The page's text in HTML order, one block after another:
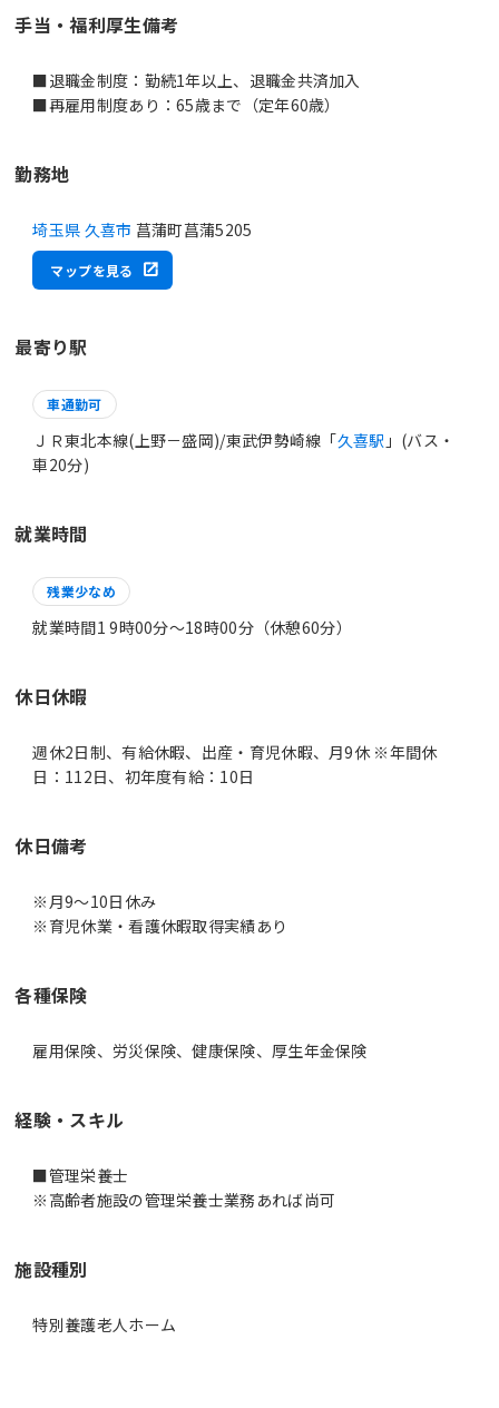
手当・福利厚生備考
■退職金制度：勤続1年以上、退職金共済加入
■再雇用制度あり：65歳まで（定年60歳）
勤務地
埼玉県 久喜市 菖蒲町菖蒲5205
マップを見る
最寄り駅
車通勤可
ＪＲ東北本線(上野－盛岡)/東武伊勢崎線「久喜駅 」(バス・
車20分)
就業時間
残業少なめ
就業時間1 9時00分〜18時00分（休憩60分）
休日休暇
週休2日制、有給休暇、出産・育児休暇、月9休 ※年間休
日：112日、初年度有給：10日
休日備考
※月9～10日休み
※育児休業・看護休暇取得実績あり
各種保険
雇用保険、労災保険、健康保険、厚生年金保険
経験・スキル
■管理栄養士
※高齢者施設の管理栄養士業務あれば尚可
施設種別
特別養護老人ホーム